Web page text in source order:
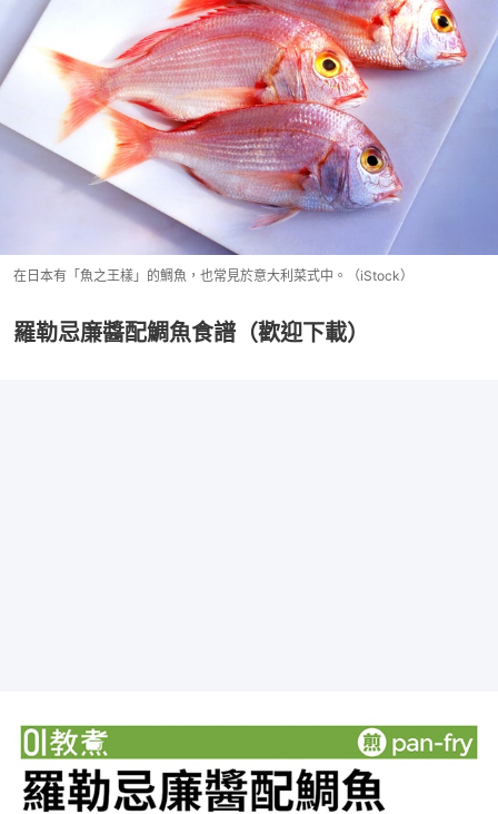
在日本有「魚之王樣」的鯛魚，也常見於意大利菜式中。（iStock）
羅勒忌廉醬配鯛魚食譜（歡迎下載）